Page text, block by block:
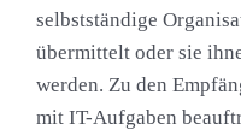
selbstständige
übermittelt oder sie
werden. Zu den
mit IT-Aufgaben